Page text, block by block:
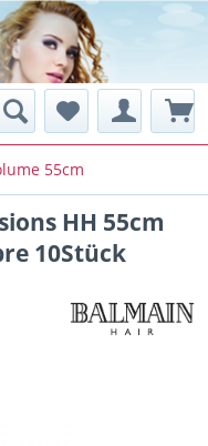
55cm
HH 55cm
10Stück